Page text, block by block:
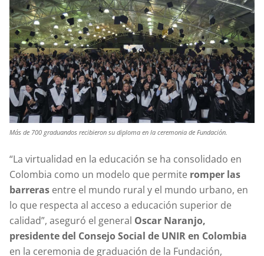
Más de 700 graduandos recibieron su diploma en la ceremonia de Fundación.
“La virtualidad en la educación se ha consolidado en
Colombia como un modelo que permite romper las
barreras entre el mundo rural y el mundo urbano, en
lo que respecta al acceso a educación superior de
calidad”, aseguró el general Oscar Naranjo,
presidente del Consejo Social de UNIR en Colombia
en la ceremonia de graduación de la Fundación,